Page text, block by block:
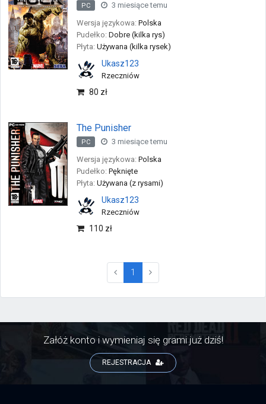
PC
3 miesiące temu
Wersja językowa: Polska
Pudełko: Dobre (kilka rys)
Płyta: Używana (kilka rysek)
Ukasz123
Rzeczniów
80 zł
The Punisher
PC
3 miesiące temu
Wersja językowa: Polska
Pudełko: Pęknięte
Płyta: Używana (z rysami)
Ukasz123
Rzeczniów
110 zł
1 (current)
Załóż konto i wymieniaj się grami już dziś!
REJESTRACJA